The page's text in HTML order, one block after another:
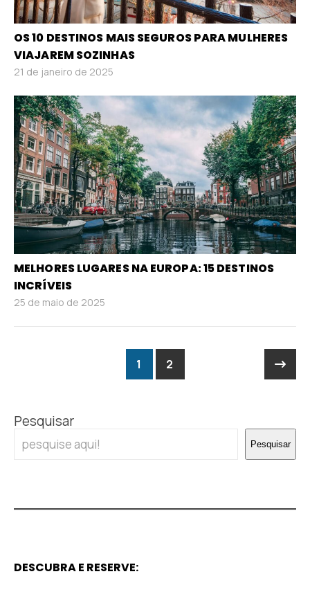
OS 10 DESTINOS MAIS SEGUROS PARA MULHERES
VIAJAREM SOZINHAS
21 de janeiro de 2025
MELHORES LUGARES NA EUROPA: 15 DESTINOS
INCRÍVEIS
25 de maio de 2025
1 2
Pesquisar
Pesquisar
DESCUBRA E RESERVE: